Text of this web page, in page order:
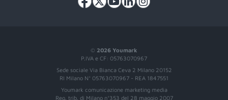
© 2026 Youmark
P.IVA e CF: 05763070967
Sede sociale Via Bianca Ceva 2 Milano 20152
RI Milano N° 05763070967 - REA 1847551
Youmark comunicazione marketing media
Reg. trib. di Milano n°353 del 28 maggio 2007